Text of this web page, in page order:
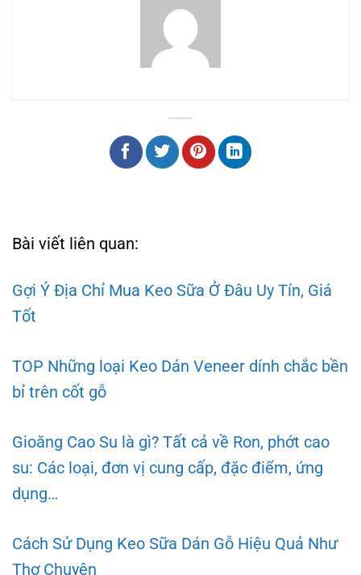
Bài viết liên quan:
Gợi Ý Địa Chỉ Mua Keo Sữa Ở Đâu Uy Tín, Giá
Tốt
TOP Những loại Keo Dán Veneer dính chắc bền
bỉ trên cốt gỗ
Gioăng Cao Su là gì? Tất cả về Ron, phớt cao
su: Các loại, đơn vị cung cấp, đặc điểm, ứng
dụng…
Cách Sử Dụng Keo Sữa Dán Gỗ Hiệu Quả Như
Thợ Chuyên